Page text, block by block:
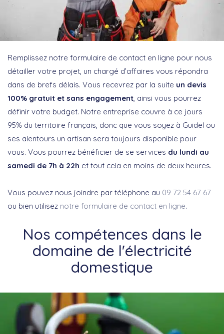
Remplissez notre formulaire de contact en ligne pour nous
détailler votre projet, un chargé d’affaires vous répondra
dans de brefs délais. Vous recevrez par la suite un devis
100% gratuit et sans engagement, ainsi vous pourrez
définir votre budget. Notre entreprise couvre à ce jours
95% du territoire français, donc que vous soyez à Guidel ou
ses alentours un artisan sera toujours disponible pour
vous. Vous pourrez bénéficier de se services du lundi au
samedi de 7h à 22h et tout cela en moins de deux heures.
Vous pouvez nous joindre par téléphone au 09 72 54 67 67
ou bien utilisez notre formulaire de contact en ligne.
Nos compétences dans le
domaine de l'électricité
domestique